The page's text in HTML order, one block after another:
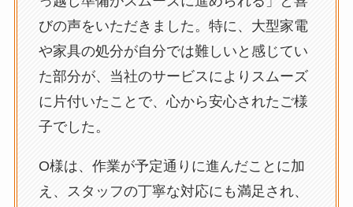
びの声をいただきました。特に、大型家電
や家具の処分が自分では難しいと感じてい
た部分が、当社のサービスによりスムーズ
に片付いたことで、心から安心されたご様
子でした。
O様は、作業が予定通りに進んだことに加
え、スタッフの丁寧な対応にも満足され、